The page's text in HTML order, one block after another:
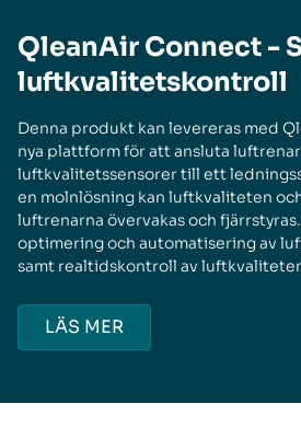
QleanAir Connect -
luftkvalitetskontroll
Denna produkt kan levereras med
nya plattform för att ansluta
luftkvalitetssensorer till ett
en molnlösning kan luftkvaliteten
luftrenarna övervakas och
optimering och automatisering av
samt realtidskontroll av
LÄS MER